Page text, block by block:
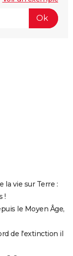
la vie sur Terre :
!
le Moyen Âge,
de l'extinction il